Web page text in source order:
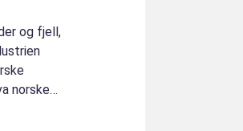
og fjell,
norske